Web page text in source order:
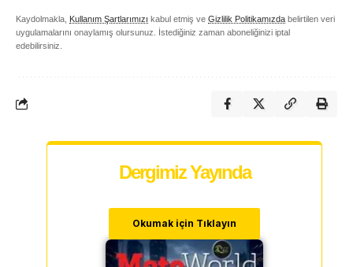
Kaydolmakla, Kullanım Şartlarımızı kabul etmiş ve Gizlilik Politikamızda belirtilen veri
uygulamalarını onaylamış olursunuz. İstediğiniz zaman aboneliğinizi iptal
edebilirsiniz.
Dergimiz Yayında
Okumak için Tıklayın